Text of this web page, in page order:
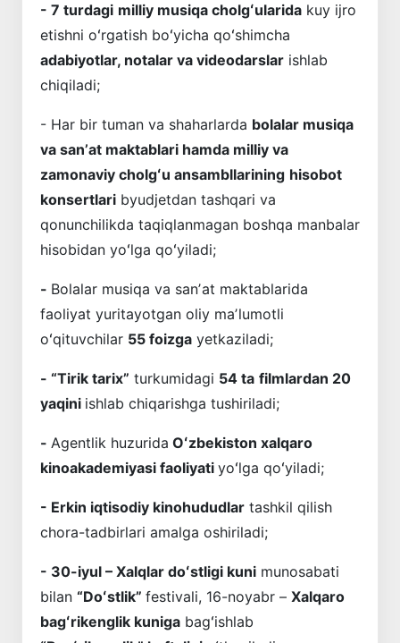
- 7 turdagi milliy musiqa cholgʻularida kuy ijro
etishni oʻrgatish boʻyicha qoʻshimcha
adabiyotlar, notalar va videodarslar ishlab
chiqiladi;
- Har bir tuman va shaharlarda bolalar musiqa
va sanʼat maktablari hamda milliy va
zamonaviy cholgʻu ansambllarining hisobot
konsertlari byudjetdan tashqari va
qonunchilikda taqiqlanmagan boshqa manbalar
hisobidan yoʻlga qoʻyiladi;
- Bolalar musiqa va sanʼat maktablarida
faoliyat yuritayotgan oliy maʼlumotli
oʻqituvchilar 55 foizga yetkaziladi;
- “Tirik tarix” turkumidagi 54 ta filmlardan 20
yaqini ishlab chiqarishga tushiriladi;
- Agentlik huzurida Oʻzbekiston xalqaro
kinoakademiyasi faoliyati yoʻlga qoʻyiladi;
- Erkin iqtisodiy kinohududlar tashkil qilish
chora-tadbirlari amalga oshiriladi;
- 30-iyul – Xalqlar doʻstligi kuni munosabati
bilan “Doʻstlik” festivali, 16-noyabr – Xalqaro
bagʻrikenglik kuniga bagʻishlab